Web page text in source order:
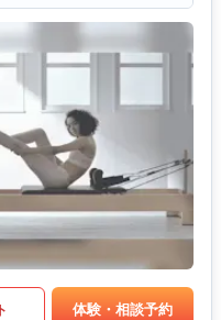
体験・相談予約